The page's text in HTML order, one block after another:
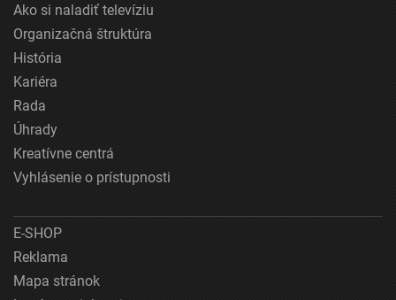
Ako si naladiť televíziu
Organizačná štruktúra
História
Kariéra
Rada
Úhrady
Kreatívne centrá
Vyhlásenie o prístupnosti
E-SHOP
Reklama
Mapa stránok